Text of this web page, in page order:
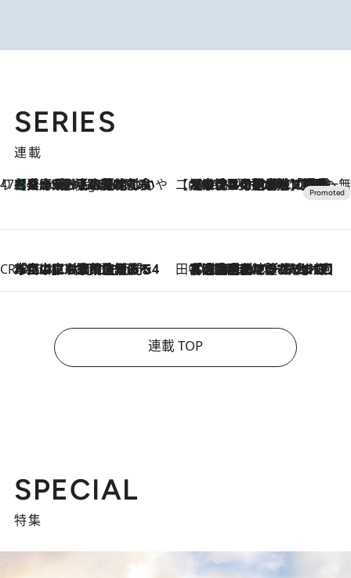
SERIES
連載
47都道府県の手みやげ ひんやりスイーツで夏を満喫
9 Hours Ago
【兵庫県】この夏絶対食べたい 冷やしておいしいおやつ3選 淡路島の恵みをジェラートに集約 【CREA×星野リゾート】唯一無二。癒しと発見が待つ場所へ
2026.8.7
【トンボの足水浴】ヒノキの香りに包まれて涼感マックス！約13℃の湧水かけ流しを避暑地「星野温泉 トンボの湯」で体験
CREA'S CHOICE
2026.8.7
「立川にも歌舞伎があるんだよ」 片岡仁左衛門・市川中車ら豪華座組みで4年目の立川立飛歌舞伎へ 田中稲の勝手に再ブーム
2026.8.7
「湘南乃風に憧れて」観客大盛上がりの“タオル回し”に、ラッパー顔負けの高速歌唱まで…さだまさし（74）のアグレッシブすぎる現在地
連載 TOP
SPECIAL
特集